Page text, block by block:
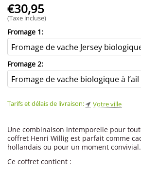
€30,95
(Taxe incluse)
Fromage 1:
Fromage 2:
Tarifs et délais de livraison: Votre ville
Une combinaison intemporelle pour
coffret Henri Willig est parfait comme
hollandais ou pour un moment convivial.
Ce coffret contient :